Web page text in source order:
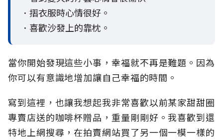
．摺衣服時心情很好。
．喜歡沙發上的靠枕。
當你開始發現這些小事，幸福就不再是難題。因為
你可以有意識地增加讓自己幸福的時間。
寫到這裡，也讓我想起我非常喜歡以前某家甜甜圈
專賣店送的咖啡杯贈品，重量剛剛好。我喜歡到還
特地上網搜尋，在拍賣網站買了另一個一模一樣的